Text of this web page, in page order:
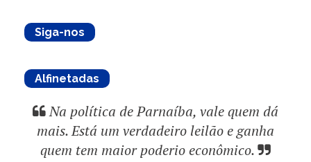
Siga-nos
Alfinetadas
Na política de Parnaíba, vale quem dá
mais. Está um verdadeiro leilão e ganha
quem tem maior poderio econômico.